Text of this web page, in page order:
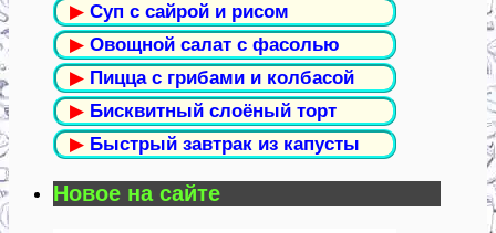
▶ Суп с сайрой и рисом
▶ Овощной салат с фасолью
▶ Пицца с грибами и колбасой
▶ Бисквитный слоёный торт
▶ Быстрый завтрак из капусты
Новое на сайте